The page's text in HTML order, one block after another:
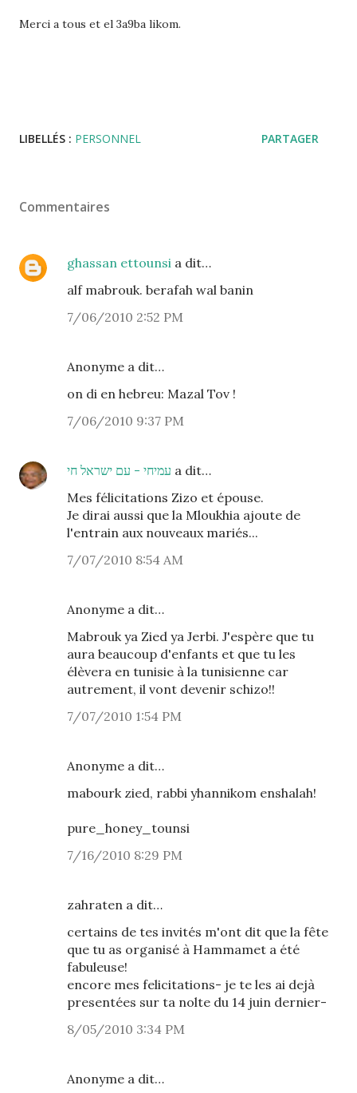
Merci a tous et el 3a9ba likom.
LIBELLÉS : PERSONNEL PARTAGER
Commentaires
ghassan ettounsi a dit…
alf mabrouk. berafah wal banin
7/06/2010 2:52 PM
Anonyme a dit…
on di en hebreu: Mazal Tov !
7/06/2010 9:37 PM
a dit…
Mes félicitations Zizo et épouse.
Je dirai aussi que la Mloukhia ajoute de
l'entrain aux nouveaux mariés...
7/07/2010 8:54 AM
Anonyme a dit…
Mabrouk ya Zied ya Jerbi. J'espère que tu
aura beaucoup d'enfants et que tu les
élèvera en tunisie à la tunisienne car
autrement, il vont devenir schizo!!
7/07/2010 1:54 PM
Anonyme a dit…
mabourk zied, rabbi yhannikom enshalah!
pure_honey_tounsi
7/16/2010 8:29 PM
zahraten a dit…
certains de tes invités m'ont dit que la fête
que tu as organisé à Hammamet a été
fabuleuse!
encore mes felicitations- je te les ai dejà
presentées sur ta nolte du 14 juin dernier-
8/05/2010 3:34 PM
Anonyme a dit…